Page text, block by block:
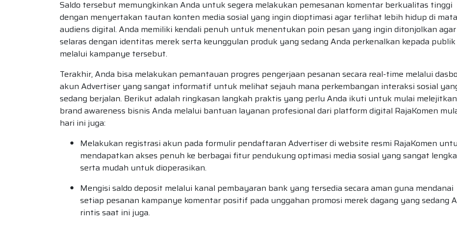
Saldo tersebut memungkinkan Anda untuk segera melakukan pemesanan komentar berkualitas tinggi
dengan menyertakan tautan konten media sosial yang ingin dioptimasi agar terlihat lebih hidup di mata
audiens digital. Anda memiliki kendali penuh untuk menentukan poin pesan yang ingin ditonjolkan agar
selaras dengan identitas merek serta keunggulan produk yang sedang Anda perkenalkan kepada publik
melalui kampanye tersebut.
Terakhir, Anda bisa melakukan pemantauan progres pengerjaan pesanan secara real-time melalui
akun Advertiser yang sangat informatif untuk melihat sejauh mana perkembangan interaksi sosial
sedang berjalan. Berikut adalah ringkasan langkah praktis yang perlu Anda ikuti untuk mulai melejitkan
brand awareness bisnis Anda melalui bantuan layanan profesional dari platform digital RajaKomen
hari ini juga:
Melakukan registrasi akun pada formulir pendaftaran Advertiser di website resmi RajaKomen
mendapatkan akses penuh ke berbagai fitur pendukung optimasi media sosial yang sangat
serta mudah untuk dioperasikan.
Mengisi saldo deposit melalui kanal pembayaran bank yang tersedia secara aman guna mendanai
setiap pesanan kampanye komentar positif pada unggahan promosi merek dagang yang sedang
rintis saat ini juga.